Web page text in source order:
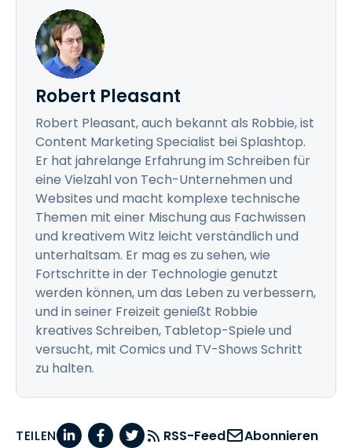
Robert Pleasant
Robert Pleasant, auch bekannt als Robbie, ist
Content Marketing Specialist bei Splashtop.
Er hat jahrelange Erfahrung im Schreiben für
eine Vielzahl von Tech-Unternehmen und
Websites und macht komplexe technische
Themen mit einer Mischung aus Fachwissen
und kreativem Witz leicht verständlich und
unterhaltsam. Er mag es zu sehen, wie
Fortschritte in der Technologie genutzt
werden können, um das Leben zu verbessern,
und in seiner Freizeit genießt Robbie
kreatives Schreiben, Tabletop-Spiele und
versucht, mit Comics und TV-Shows Schritt
zu halten.
TEILEN RSS-Feed Abonnieren